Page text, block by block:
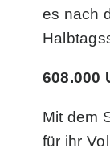
es nach
608.000
Mit dem
für ihr